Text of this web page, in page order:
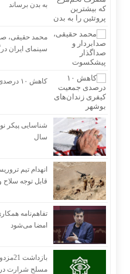
به بدن برساند
محمد حقیقی،
سینمای ایران
کاهش ۱۰ درصدی جمعیت کیفری زندان‌های بوشهر
سال
انهدام تیم
قابل توجه
تفاهم‌نامه
امضا می‌شود
مسلح شرارت